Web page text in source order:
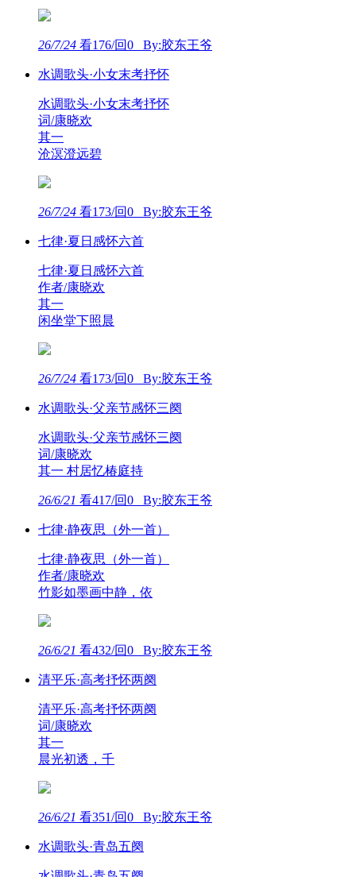
26/7/24 看176/回0 By:胶东王爷
水调歌头·小女末考抒怀
水调歌头·小女末考抒怀
词/康晓欢
其一
沧溟澄远碧
26/7/24 看173/回0 By:胶东王爷
七律·夏日感怀六首
七律·夏日感怀六首
作者/康晓欢
其一
闲坐堂下照晨
26/7/24 看173/回0 By:胶东王爷
水调歌头·父亲节感怀三阕
水调歌头·父亲节感怀三阕
词/康晓欢
其一 村居忆椿庭持
26/6/21 看417/回0 By:胶东王爷
七律·静夜思（外一首）
七律·静夜思（外一首）
作者/康晓欢
竹影如墨画中静，依
26/6/21 看432/回0 By:胶东王爷
清平乐·高考抒怀两阕
清平乐·高考抒怀两阕
词/康晓欢
其一
晨光初透，千
26/6/21 看351/回0 By:胶东王爷
水调歌头·青岛五阕